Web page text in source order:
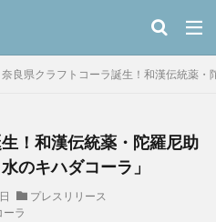
奈良県クラフトコーラ誕生！和漢伝統薬
！和漢伝統薬・陀羅尼助
のキハダコーラ」
プレスリリース
ラ